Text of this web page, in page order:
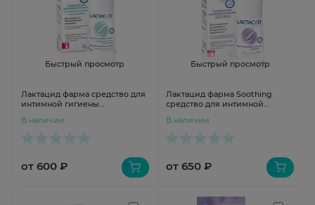
Быстрый просмотр
Лактацид фарма средство для
интимной гигиены
В наличии
от 600 ₽
Быстрый просмотр
Лактацид фарма Soothing
средство для интимной
В наличии
от 650 ₽